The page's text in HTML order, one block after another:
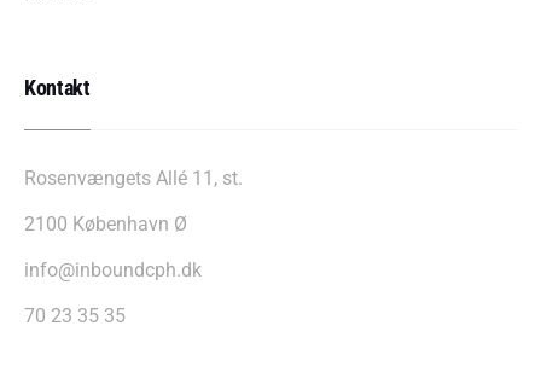
Kontakt
Rosenvængets Allé 11, st.
2100 København Ø
info@inboundcph.dk
70 23 35 35